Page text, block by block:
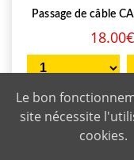
Passage de câble
-
Le bon
site nécessite
cookies.